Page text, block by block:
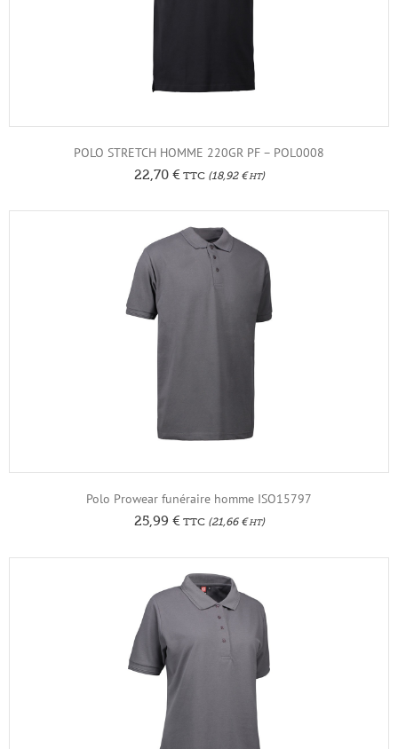
POLO STRETCH HOMME 220GR PF – POL0008
22,70 €TTC(18,92 €HT)
Polo Prowear funéraire homme ISO15797
25,99 €TTC(21,66 €HT)